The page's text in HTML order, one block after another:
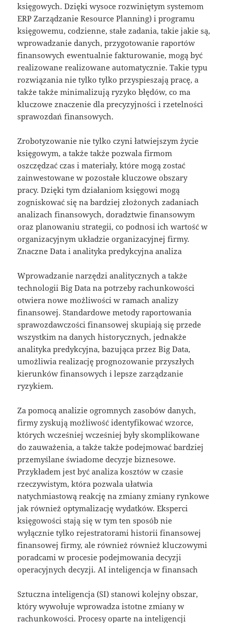
księgowych. Dzięki wysoce rozwiniętym systemom
ERP Zarządzanie Resource Planning) i programu
księgowemu, codzienne, stałe zadania, takie jakie są,
wprowadzanie danych, przygotowanie raportów
finansowych ewentualnie fakturowanie, mogą być
realizowane realizowane automatycznie. Takie typu
rozwiązania nie tylko tylko przyspieszają pracę, a
także także minimalizują ryzyko błędów, co ma
kluczowe znaczenie dla precyzyjności i rzetelności
sprawozdań finansowych.
Zrobotyzowanie nie tylko czyni łatwiejszym życie
księgowym, a także także pozwala firmom
oszczędzać czas i materiały, które mogą zostać
zainwestowane w pozostałe kluczowe obszary
pracy. Dzięki tym działaniom księgowi mogą
zogniskować się na bardziej złożonych zadaniach
analizach finansowych, doradztwie finansowym
oraz planowaniu strategii, co podnosi ich wartość w
organizacyjnym układzie organizacyjnej firmy.
Znaczne Data i analityka predykcyjna analiza
Wprowadzanie narzędzi analitycznych a także
technologii Big Data na potrzeby rachunkowości
otwiera nowe możliwości w ramach analizy
finansowej. Standardowe metody raportowania
sprawozdawczości finansowej skupiają się przede
wszystkim na danych historycznych, jednakże
analityka predykcyjna, bazująca przez Big Data,
umożliwia realizację prognozowanie przyszłych
kierunków finansowych i lepsze zarządzanie
ryzykiem.
Za pomocą analizie ogromnych zasobów danych,
firmy zyskują możliwość identyfikować wzorce,
których wcześniej wcześniej były skomplikowane
do zauważenia, a także także podejmować bardziej
przemyślane świadome decyzje biznesowe.
Przykładem jest być analiza kosztów w czasie
rzeczywistym, która pozwala ułatwia
natychmiastową reakcję na zmiany zmiany rynkowe
jak również optymalizację wydatków. Eksperci
księgowości stają się w tym ten sposób nie
wyłącznie tylko rejestratorami historii finansowej
finansowej firmy, ale również również kluczowymi
poradcami w procesie podejmowania decyzji
operacyjnych decyzji. AI inteligencja w finansach
Sztuczna inteligencja (SI) stanowi kolejny obszar,
który wywołuje wprowadza istotne zmiany w
rachunkowości. Procesy oparte na inteligencji